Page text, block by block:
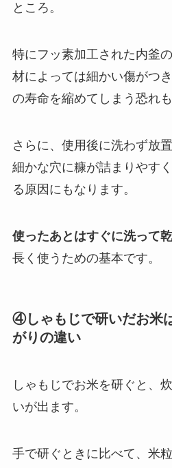
ところ。
特にフッ素加工された内釜
材によっては細かい傷がつ
の寿命を縮めてしまう恐れも
さらに、使用後に洗わず放
細かな穴に糠が詰まりやす
る原因にもなります。
使ったあとはすぐに洗って
長く使うための基本です。
④しゃもじで研いだお米
がりの違い
しゃもじでお米を研ぐと、
いが出ます。
手で研ぐときに比べて、米